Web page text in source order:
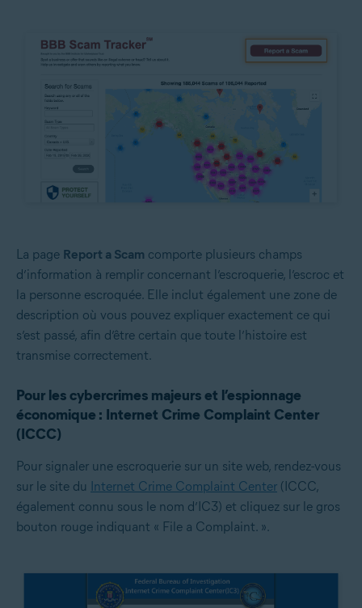
La page Report a Scam comporte plusieurs champs
d’information à remplir concernant l’escroquerie, l’escroc et
la personne escroquée. Elle inclut également une zone de
description où vous pouvez expliquer exactement ce qui
s’est passé, afin d’être certain que toute l’histoire est
transmise correctement.
Pour les cybercrimes majeurs et l’espionnage
économique : Internet Crime Complaint Center
(ICCC)
Pour signaler une escroquerie sur un site web, rendez-vous
sur le site du Internet Crime Complaint Center (ICCC,
également connu sous le nom d’IC3) et cliquez sur le gros
bouton rouge indiquant « File a Complaint. ».